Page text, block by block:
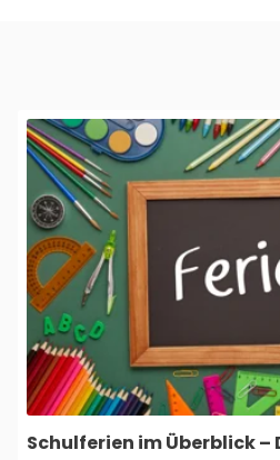
Schulferien im Überblick –